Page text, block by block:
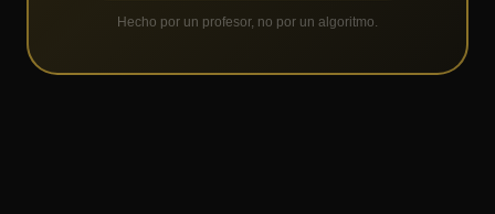
Hecho por un profesor, no por un algoritmo.